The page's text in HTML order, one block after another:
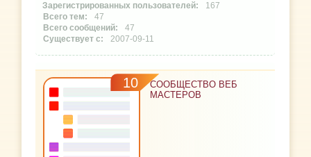
167
47
47
2007-09-11
10
СООБЩЕСТВО ВЕБ
МАСТЕРОВ